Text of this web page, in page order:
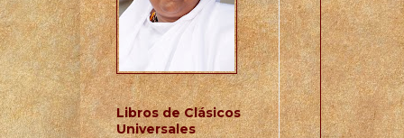
Libros de Clásicos
Universales